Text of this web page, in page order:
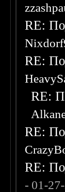
RE:
RE:
RE:
RE:
RE:
- 01-